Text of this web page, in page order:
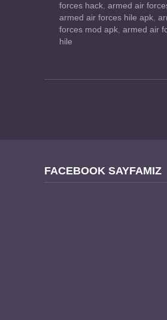
forces hack armed air
armed air forces hile apk
forces mod apk armed air
hile
FACEBOOK SAYFAMIZ